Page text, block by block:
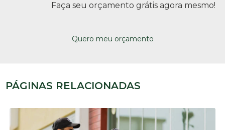
Faça seu orçamento grátis agora mesmo!
Quero meu orçamento
PÁGINAS RELACIONADAS